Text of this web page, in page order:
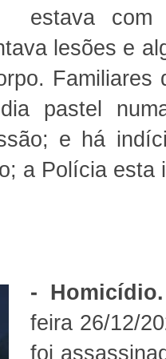
estava
lesões e
pastel
e há
a Polícia esta
- Homicídio.
feira 26/12/
foi